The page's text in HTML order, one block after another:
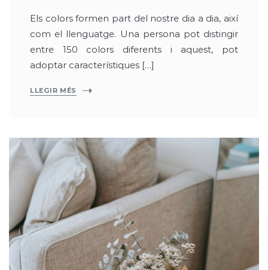
Els colors formen part del nostre dia a dia, així
com el llenguatge. Una persona pot distingir
entre 150 colors diferents i aquest, pot
adoptar característiques […]
LLEGIR MÉS